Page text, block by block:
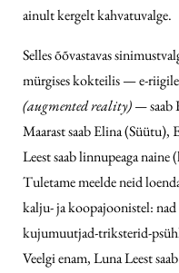
ainult kergelt kahvatuvalge.
Selles õõvastavas
mürgises kokteilis — e-riigile
(augmented reality) —saab
Maarast saab Elina (Süütu),
Leest saab linnupeaga
Tuletame meelde neid
kalju- ja koopajoonistel: nad
kujumuutjad-triksterid-
Veelgi enam, Luna Leest